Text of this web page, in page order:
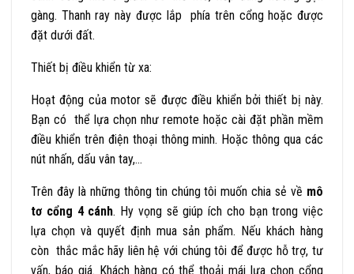
gàng. Thanh ray này được lắp phía trên cổng hoặc được
đặt dưới đất.
Thiết bị điều khiển từ xa:
Hoạt động của motor sẽ được điều khiển bởi thiết bị này.
Bạn có thể lựa chọn như remote hoặc cài đặt phần mềm
điều khiển trên điện thoại thông minh. Hoặc thông qua các
nút nhấn, dấu vân tay,…
Trên đây là những thông tin chúng tôi muốn chia sẻ về mô
tơ cổng 4 cánh. Hy vọng sẽ giúp ích cho bạn trong việc
lựa chọn và quyết định mua sản phẩm. Nếu khách hàng
còn thắc mắc hãy liên hệ với chúng tôi để được hỗ trợ, tư
vấn, báo giá. Khách hàng có thể thoải mái lựa chọn cổng